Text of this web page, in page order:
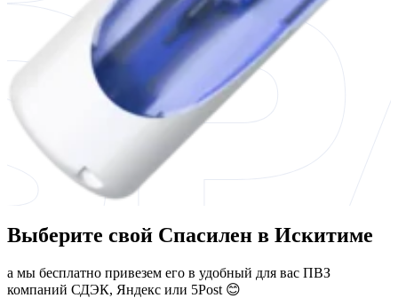
Выберите свой Спасилен в Искитиме
а мы бесплатно привезем его в удобный для вас ПВЗ
компаний СДЭК, Яндекс или 5Post 😊